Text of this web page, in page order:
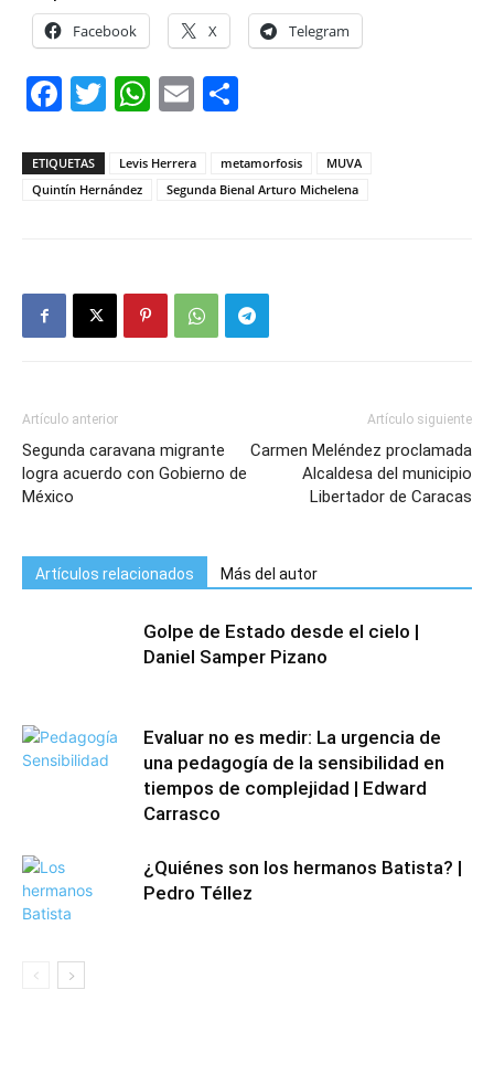
Facebook X Telegram
Facebook
Twitter
WhatsApp
Email
ETIQUETAS Levis Herrera metamorfosis
MUVA
Quintín Hernández
Segunda Bienal Arturo Michelena
Artículo anterior
Segunda caravana migrante
logra acuerdo con Gobierno de
México
Artículo siguiente
Carmen Meléndez proclamada
Alcaldesa del municipio
Libertador de Caracas
Artículos relacionados Más del autor
Golpe de Estado desde el cielo |
Daniel Samper Pizano
Evaluar no es medir: La urgencia de
una pedagogía de la sensibilidad en
tiempos de complejidad | Edward
Carrasco
¿Quiénes son los hermanos Batista? |
Pedro Téllez